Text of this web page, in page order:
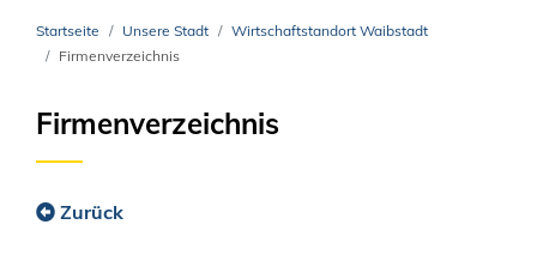
Startseite Unsere Stadt
Wirtschaftstandort Waibstadt
Firmenverzeichnis
Firmenverzeichnis
Zurück